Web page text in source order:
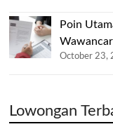
Poin
October 23,
Lowongan